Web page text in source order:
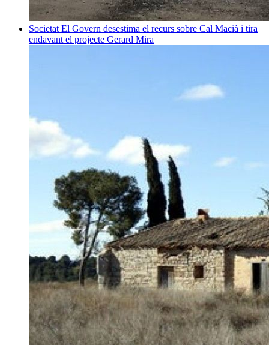
Societat El Govern desestima el recurs sobre Cal Macià i tira
endavant el projecte Gerard Mira